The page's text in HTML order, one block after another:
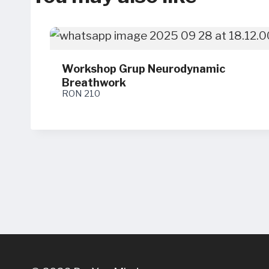
Workshop Grup Neurodynamic
Breathwork
RON 210